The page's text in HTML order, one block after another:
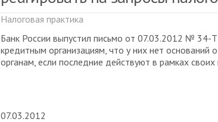
Налоговая практика
Банк России выпустил письмо от 07.03.2012 № 34-
кредитным организациям, что у них нет оснований
органам, если последние действуют в рамках
07.03.2012